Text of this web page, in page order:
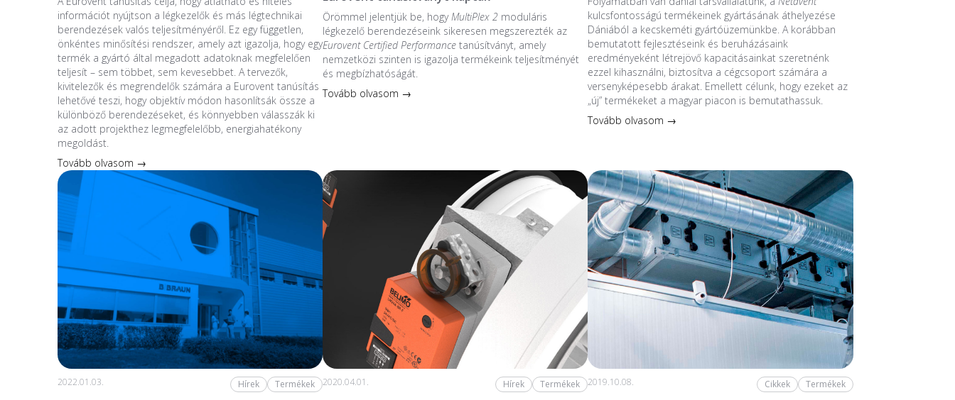
információt nyújtson a légkezelők és más légtechnikai
berendezések valós teljesítményéről. Ez egy független,
önkéntes minősítési rendszer, amely azt igazolja, hogy egy
termék a gyártó által megadott adatoknak megfelelően
teljesít – sem többet, sem kevesebbet. A tervezők,
kivitelezők és megrendelők számára a Eurovent tanúsítás
lehetővé teszi, hogy objektív módon hasonlítsák össze a
különböző berendezéseket, és könnyebben válasszák ki
az adott projekthez legmegfelelőbb, energiahatékony
megoldást.
Tovább olvasom →
Örömmel jelentjük be, hogyMultiPlex 2moduláris
légkezelő berendezéseink sikeresen megszerezték az
Eurovent Certified Performancetanúsítványt, amely
nemzetközi szinten is igazolja termékeink teljesítményét
és megbízhatóságát.
Tovább olvasom →
kulcsfontosságú termékeinek gyártásának áthelyezése
Dániából a kecskeméti gyártóüzemünkbe. A korábban
bemutatott fejlesztéseink és beruházásaink
eredményeként létrejövő kapacitásainkat szeretnénk
ezzel kihasználni, biztosítva a cégcsoport számára a
versenyképesebb árakat. Emellett célunk, hogy ezeket az
„új” termékeket a magyar piacon is bemutathassuk.
Tovább olvasom →
2022.01.03. Hírek Termékek 2020.04.01. Hírek Termékek 2019.10.08. Cikkek Termékek